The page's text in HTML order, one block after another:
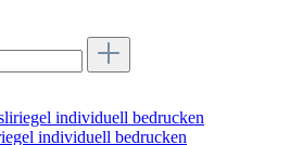
individuell bedrucken